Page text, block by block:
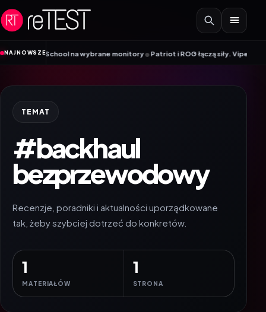
Przejdź do treści
NAJNOWSZE
to School na wybrane monitory•Patriot i ROG łączą siły. Viper Steel 5
TEMAT
#backhaul
bezprzewodowy
Recenzje, poradniki i aktualności uporządkowane
tak, żeby szybciej dotrzeć do konkretów.
1
MATERIAŁÓW
1
STRONA